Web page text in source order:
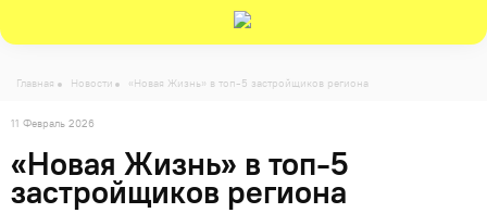
Главная Новости «Новая Жизнь» в топ-5 застройщиков региона
11 Февраль 2026
«Новая Жизнь» в топ-5
застройщиков региона